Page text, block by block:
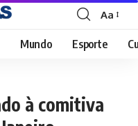
Font
Resizer
Aa
Mundo Esporte
à comitiva